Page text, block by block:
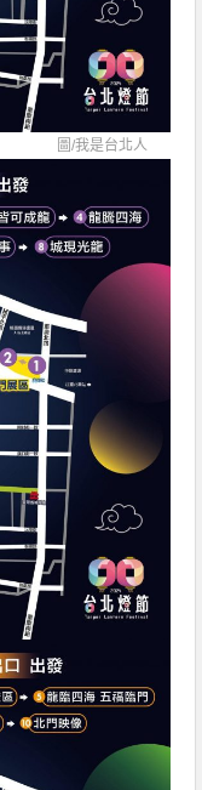
圖/我是台北人